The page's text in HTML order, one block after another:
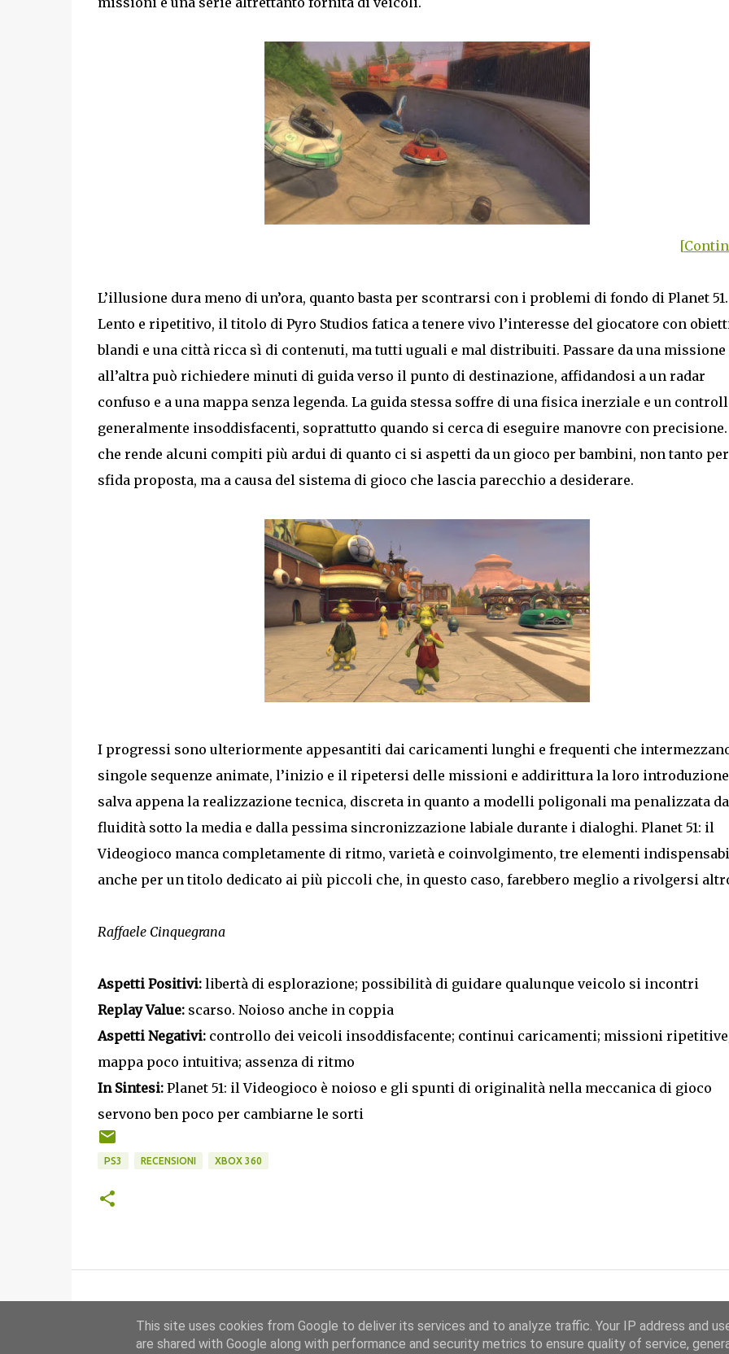
L’illusione dura meno di un’ora, quanto basta per scontrarsi con i problemi di fondo di Planet 51.
Lento e ripetitivo, il titolo di Pyro Studios fatica a tenere vivo l’interesse del giocatore con
blandi e una città ricca sì di contenuti, ma tutti uguali e mal distribuiti. Passare da una missione
all’altra può richiedere minuti di guida verso il punto di destinazione, affidandosi a un radar
confuso e a una mappa senza legenda. La guida stessa soffre di una fisica inerziale e un
generalmente insoddisfacenti, soprattutto quando si cerca di eseguire manovre con
che rende alcuni compiti più ardui di quanto ci si aspetti da un gioco per bambini, non tanto
sfida proposta, ma a causa del sistema di gioco che lascia parecchio a desiderare.
I progressi sono ulteriormente appesantiti dai caricamenti lunghi e frequenti che
singole sequenze animate, l’inizio e il ripetersi delle missioni e addirittura la loro
salva appena la realizzazione tecnica, discreta in quanto a modelli poligonali ma penalizzata
fluidità sotto la media e dalla pessima sincronizzazione labiale durante i dialoghi. Planet 51: il
Videogioco manca completamente di ritmo, varietà e coinvolgimento, tre elementi
anche per un titolo dedicato ai più piccoli che, in questo caso, farebbero meglio a rivolgersi
Raffaele Cinquegrana
Aspetti Positivi:libertà di esplorazione; possibilità di guidare qualunque veicolo si incontri
Replay Value:scarso. Noioso anche in coppia
Aspetti Negativi:controllo dei veicoli insoddisfacente; continui caricamenti; missioni
mappa poco intuitiva; assenza di ritmo
In Sintesi:Planet 51: il Videogioco è noioso e gli spunti di originalità nella meccanica di gioco
servono ben poco per cambiarne le sorti
PS3 RECENSIONI XBOX 360
This site uses cookies from Google to deliver its services and to analyze traffic. Your IP address and
are shared with Google along with performance and security metrics to ensure quality of service,